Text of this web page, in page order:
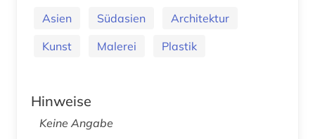
Asien Südasien
Architektur
Kunst
Malerei Plastik
Hinweise
Keine Angabe